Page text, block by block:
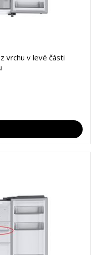
vrchu v levé části